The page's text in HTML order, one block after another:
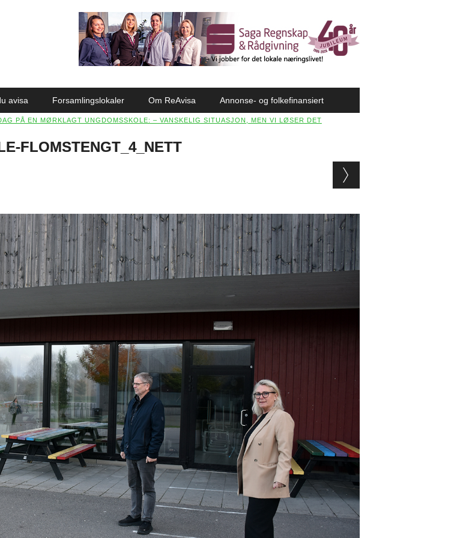
avisa Forsamlingslokaler Om ReAvisa Annonse- og folkefinansiert
PÅ EN MØRKLAGT UNGDOMSSKOLE: – VANSKELIG SITUASJON, MEN VI LØSER DET
FLOMSTENGT_4_NETT